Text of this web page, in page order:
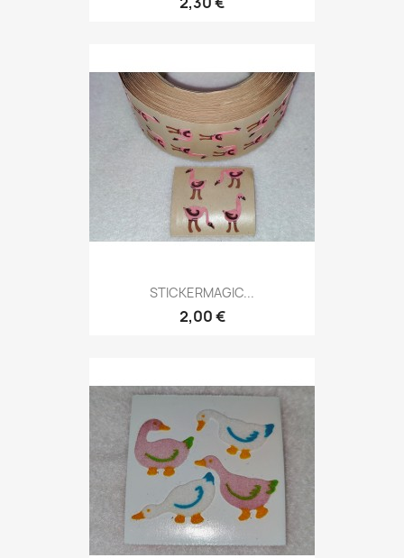
STICKERMAGIC...
2,00 €